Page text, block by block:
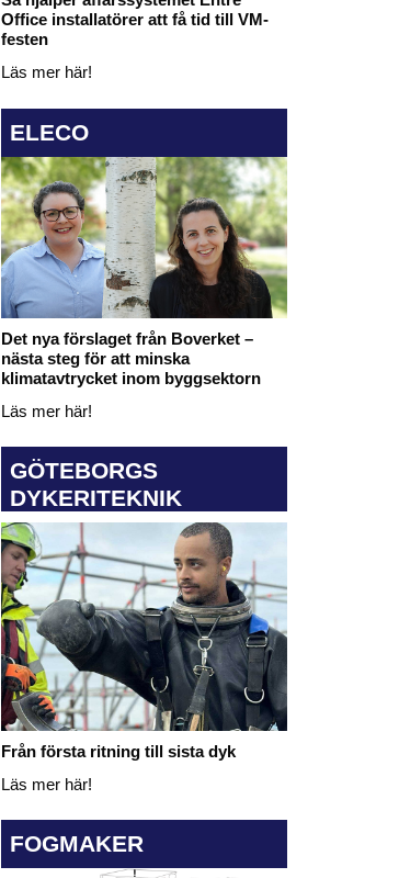
Office installatörer att få tid till VM-
festen
Läs mer här!
ELECO
Det nya förslaget från Boverket –
nästa steg för att minska
klimatavtrycket inom byggsektorn
Läs mer här!
GÖTEBORGS
DYKERITEKNIK
Från första ritning till sista dyk
Läs mer här!
FOGMAKER